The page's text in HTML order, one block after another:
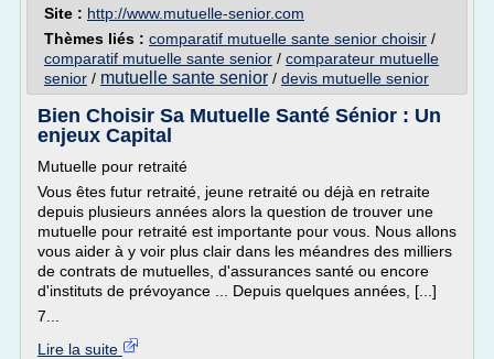
Site : http://www.mutuelle-senior.com
Thèmes liés : comparatif mutuelle sante senior choisir /
comparatif mutuelle sante senior / comparateur mutuelle
senior / mutuelle sante senior / devis mutuelle senior
Bien Choisir Sa Mutuelle Santé Sénior : Un
enjeux Capital
Mutuelle pour retraité
Vous êtes futur retraité, jeune retraité ou déjà en retraite
depuis plusieurs années alors la question de trouver une
mutuelle pour retraité est importante pour vous. Nous allons
vous aider à y voir plus clair dans les méandres des milliers
de contrats de mutuelles, d'assurances santé ou encore
d'instituts de prévoyance ... Depuis quelques années, [...]
7...
Lire la suite